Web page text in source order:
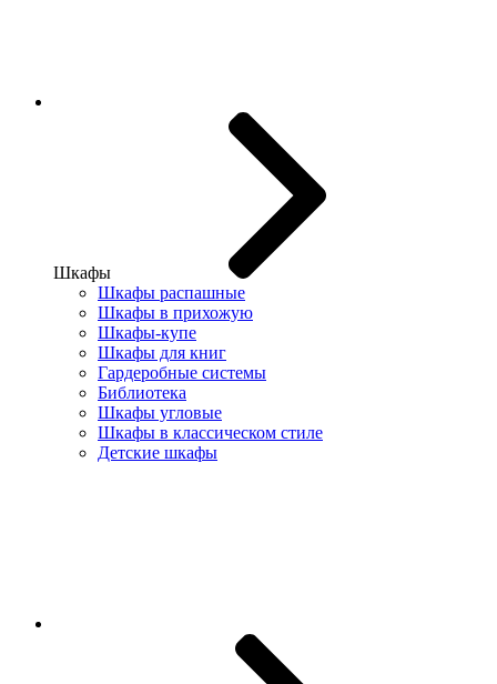
Шкафы
Шкафы распашные
Шкафы в прихожую
Шкафы-купе
Шкафы для книг
Гардеробные системы
Библиотека
Шкафы угловые
Шкафы в классическом стиле
Детские шкафы